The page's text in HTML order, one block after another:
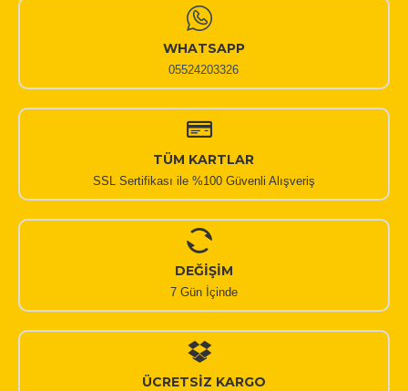
WHATSAPP
05524203326
TÜM KARTLAR
SSL Sertifikası ile %100 Güvenli Alışveriş
DEĞİŞİM
7 Gün İçinde
ÜCRETSİZ KARGO